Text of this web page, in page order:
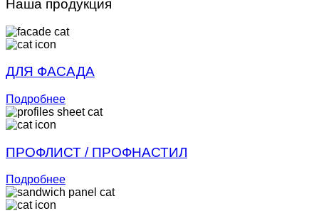
Наша продукция
ДЛЯ ФАСАДА
Подробнее
ПРОФЛИСТ / ПРОФНАСТИЛ
Подробнее